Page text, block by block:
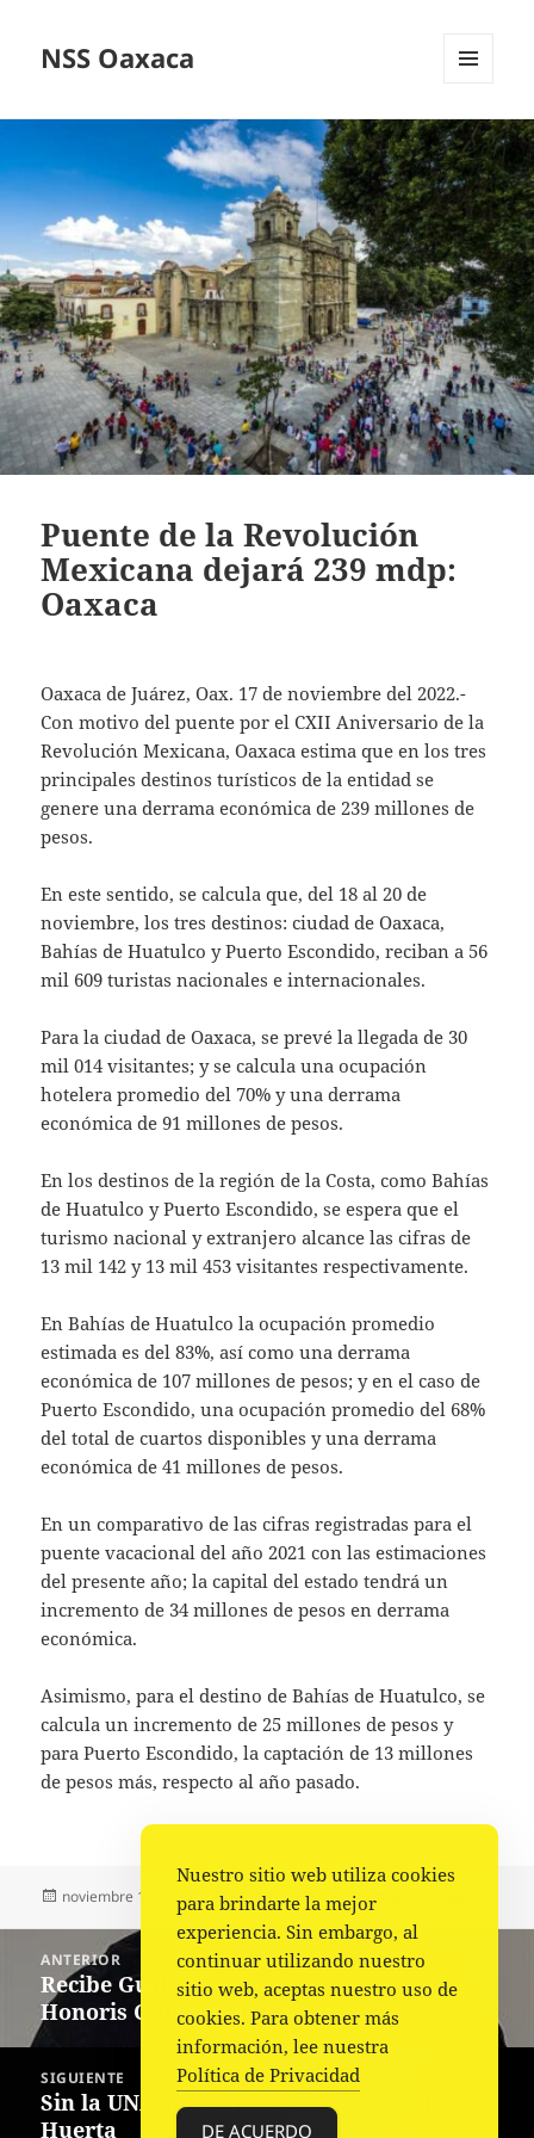
NSS Oaxaca
WIDGETS
Puente de la Revolución
Mexicana dejará 239 mdp:
Oaxaca
Oaxaca de Juárez, Oax. 17 de noviembre del 2022.-
Con motivo del puente por el CXII Aniversario de la
Revolución Mexicana, Oaxaca estima que en los tres
principales destinos turísticos de la entidad se
genere una derrama económica de 239 millones de
pesos.
En este sentido, se calcula que, del 18 al 20 de
noviembre, los tres destinos: ciudad de Oaxaca,
Bahías de Huatulco y Puerto Escondido, reciban a 56
mil 609 turistas nacionales e internacionales.
Para la ciudad de Oaxaca, se prevé la llegada de 30
mil 014 visitantes; y se calcula una ocupación
hotelera promedio del 70% y una derrama
económica de 91 millones de pesos.
En los destinos de la región de la Costa, como Bahías
de Huatulco y Puerto Escondido, se espera que el
turismo nacional y extranjero alcance las cifras de
13 mil 142 y 13 mil 453 visitantes respectivamente.
En Bahías de Huatulco la ocupación promedio
estimada es del 83%, así como una derrama
económica de 107 millones de pesos; y en el caso de
Puerto Escondido, una ocupación promedio del 68%
del total de cuartos disponibles y una derrama
económica de 41 millones de pesos.
En un comparativo de las cifras registradas para el
puente vacacional del año 2021 con las estimaciones
del presente año; la capital del estado tendrá un
incremento de 34 millones de pesos en derrama
económica.
Asimismo, para el destino de Bahías de Huatulco, se
calcula un incremento de 25 millones de pesos y
para Puerto Escondido, la captación de 13 millones
de pesos más, respecto al año pasado.
Publicado
noviembre 17, 2022 Autor
La redacción Categorías
Portada
entradas
ANTERIOR
Entrada
anterior:
Recibe Guillermo del Toro Doctorado
Honoris Causa de la UNAM
SIGUIENTE
Siguiente
entrada:
Sin la UNAM no estaría aquí: Tenoch
Huerta
Nuestro sitio web utiliza cookies
para brindarte la mejor
experiencia. Sin embargo, al
continuar utilizando nuestro
sitio web, aceptas nuestro uso de
cookies. Para obtener más
información, lee nuestra
Política de Privacidad
DE ACUERDO